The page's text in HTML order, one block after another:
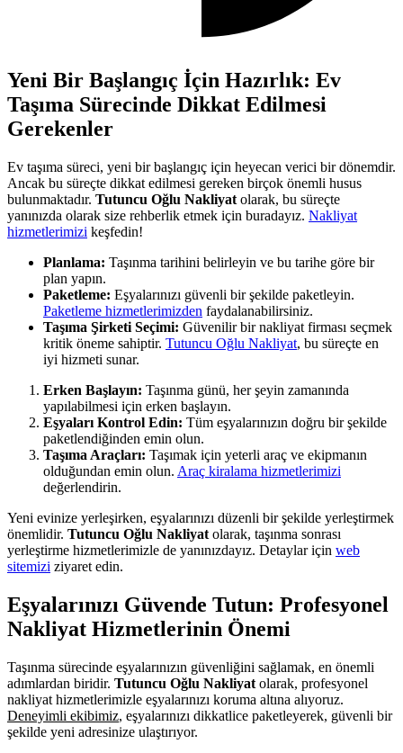
Yeni Bir Başlangıç İçin Hazırlık: Ev
Taşıma Sürecinde Dikkat Edilmesi
Gerekenler
Ev taşıma süreci, yeni bir başlangıç için heyecan verici bir dönemdir.
Ancak bu süreçte dikkat edilmesi gereken birçok önemli husus
bulunmaktadır. Tutuncu Oğlu Nakliyat olarak, bu süreçte
yanınızda olarak size rehberlik etmek için buradayız. Nakliyat
hizmetlerimizi keşfedin!
Planlama: Taşınma tarihini belirleyin ve bu tarihe göre bir
plan yapın.
Paketleme: Eşyalarınızı güvenli bir şekilde paketleyin.
Paketleme hizmetlerimizden faydalanabilirsiniz.
Taşıma Şirketi Seçimi: Güvenilir bir nakliyat firması seçmek
kritik öneme sahiptir. Tutuncu Oğlu Nakliyat, bu süreçte en
iyi hizmeti sunar.
Erken Başlayın: Taşınma günü, her şeyin zamanında
yapılabilmesi için erken başlayın.
Eşyaları Kontrol Edin: Tüm eşyalarınızın doğru bir şekilde
paketlendiğinden emin olun.
Taşıma Araçları: Taşımak için yeterli araç ve ekipmanın
olduğundan emin olun. Araç kiralama hizmetlerimizi
değerlendirin.
Yeni evinize yerleşirken, eşyalarınızı düzenli bir şekilde yerleştirmek
önemlidir. Tutuncu Oğlu Nakliyat olarak, taşınma sonrası
yerleştirme hizmetlerimizle de yanınızdayız. Detaylar için web
sitemizi ziyaret edin.
Eşyalarınızı Güvende Tutun: Profesyonel
Nakliyat Hizmetlerinin Önemi
Taşınma sürecinde eşyalarınızın güvenliğini sağlamak, en önemli
adımlardan biridir. Tutuncu Oğlu Nakliyat olarak, profesyonel
nakliyat hizmetlerimizle eşyalarınızı koruma altına alıyoruz.
Deneyimli ekibimiz, eşyalarınızı dikkatlice paketleyerek, güvenli bir
şekilde yeni adresinize ulaştırıyor.